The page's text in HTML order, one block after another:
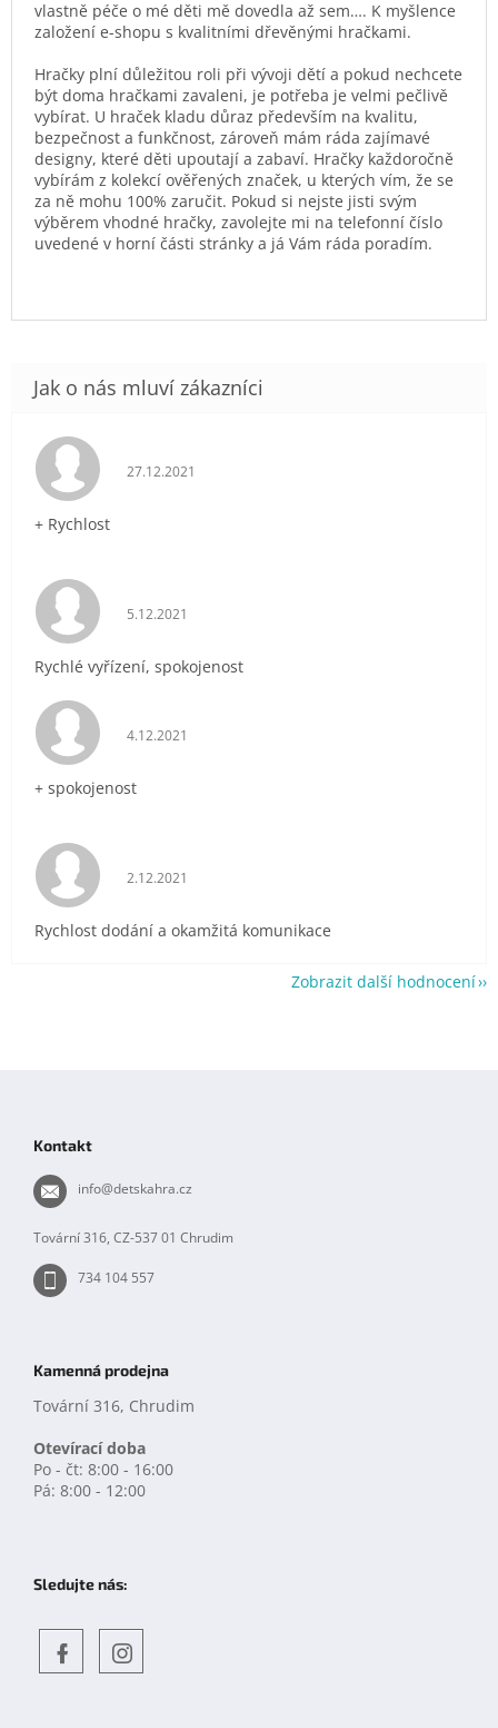
vlastně péče o mé děti mě dovedla až sem…. K myšlence
založení e-shopu s kvalitními dřevěnými hračkami.
Hračky plní důležitou roli při vývoji dětí a pokud nechcete
být doma hračkami zavaleni, je potřeba je velmi pečlivě
vybírat. U hraček kladu důraz především na kvalitu,
bezpečnost a funkčnost, zároveň mám ráda zajímavé
designy, které děti upoutají a zabaví. Hračky každoročně
vybírám z kolekcí ověřených značek, u kterých vím, že se
za ně mohu 100% zaručit. Pokud si nejste jisti svým
výběrem vhodné hračky, zavolejte mi na telefonní číslo
uvedené v horní části stránky a já Vám ráda poradím.
Hodnocení obchodu je 5 z 5 hvězdiček.
27.12.2021
+ Rychlost
Hodnocení obchodu je 5 z 5 hvězdiček.
5.12.2021
Rychlé vyřízení, spokojenost
Hodnocení obchodu je 5 z 5 hvězdiček.
4.12.2021
+ spokojenost
Hodnocení obchodu je 5 z 5 hvězdiček.
2.12.2021
Rychlost dodání a okamžitá komunikace
Zobrazit další hodnocení
Kontakt
info@detskahra.cz
Tovární 316, CZ-537 01 Chrudim
734 104 557
Kamenná prodejna
Tovární 316, Chrudim
Otevírací doba
Po - čt: 8:00 - 16:00
Pá: 8:00 - 12:00
Sledujte nás: